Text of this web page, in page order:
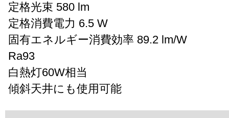
定格光束 580 lm
定格消費電力 6.5 W
固有エネルギー消費効率 89.2 lm/W
Ra93
白熱灯60W相当
傾斜天井にも使用可能